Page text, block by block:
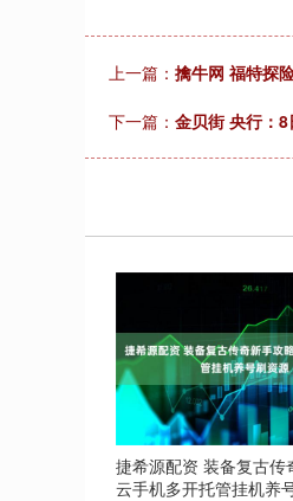
上一篇： 擒牛网 福特探
下一篇： 金贝街 央行：
捷希源配资 装备复古传
云手机多开托管挂机养